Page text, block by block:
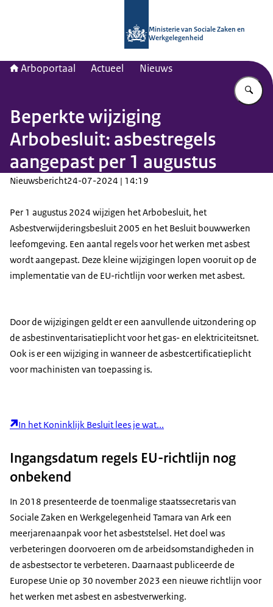
Ministerie van Sociale Zaken en
Werkgelegenheid
Arboportaal Actueel Nieuws
Beperkte wijziging
Arbobesluit: asbestregels
aangepast per 1 augustus
Nieuwsbericht24-07-2024 | 14:19
Per 1 augustus 2024 wijzigen het Arbobesluit, het
Asbestverwijderingsbesluit 2005 en het Besluit bouwwerken
leefomgeving. Een aantal regels voor het werken met asbest
wordt aangepast. Deze kleine wijzigingen lopen vooruit op de
implementatie van de EU-richtlijn voor werken met asbest.
Door de wijzigingen geldt er een aanvullende uitzondering op
de asbestinventarisatieplicht voor het gas- en elektriciteitsnet.
Ook is er een wijziging in wanneer de asbestcertificatieplicht
voor machinisten van toepassing is.
In het Koninklijk Besluit lees je wat...
Ingangsdatum regels EU-richtlijn nog
onbekend
In 2018 presenteerde de toenmalige staatssecretaris van
Sociale Zaken en Werkgelegenheid Tamara van Ark een
meerjarenaanpak voor het asbeststelsel. Het doel was
verbeteringen doorvoeren om de arbeidsomstandigheden in
de asbestsector te verbeteren. Daarnaast publiceerde de
Europese Unie op 30 november 2023 een nieuwe richtlijn voor
het werken met asbest en asbestverwerking.